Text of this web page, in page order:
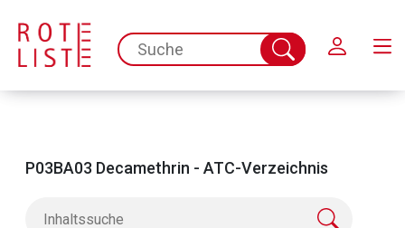
spc.search.input.placeholder
Suche
abschicken
P03BA03 Decamethrin - ATC-Verzeichnis